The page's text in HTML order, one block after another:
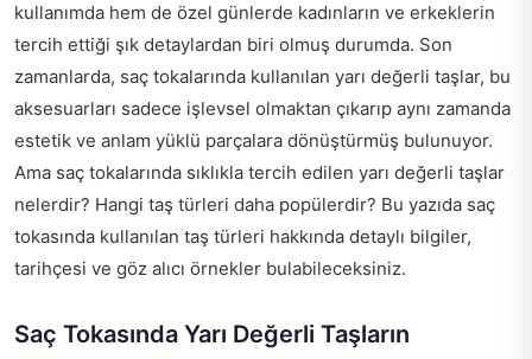
kullanımda hem de özel günlerde kadınların ve erkeklerin
tercih ettiği şık detaylardan biri olmuş durumda. Son
zamanlarda, saç tokalarında kullanılan yarı değerli taşlar, bu
aksesuarları sadece işlevsel olmaktan çıkarıp aynı zamanda
estetik ve anlam yüklü parçalara dönüştürmüş bulunuyor.
Ama saç tokalarında sıklıkla tercih edilen yarı değerli taşlar
nelerdir? Hangi taş türleri daha popülerdir? Bu yazıda saç
tokasında kullanılan taş türleri hakkında detaylı bilgiler,
tarihçesi ve göz alıcı örnekler bulabileceksiniz.
Saç Tokasında Yarı Değerli Taşların